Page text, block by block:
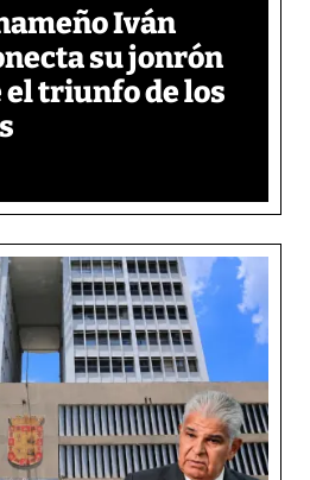
Iván
su jonrón
el triunfo de los